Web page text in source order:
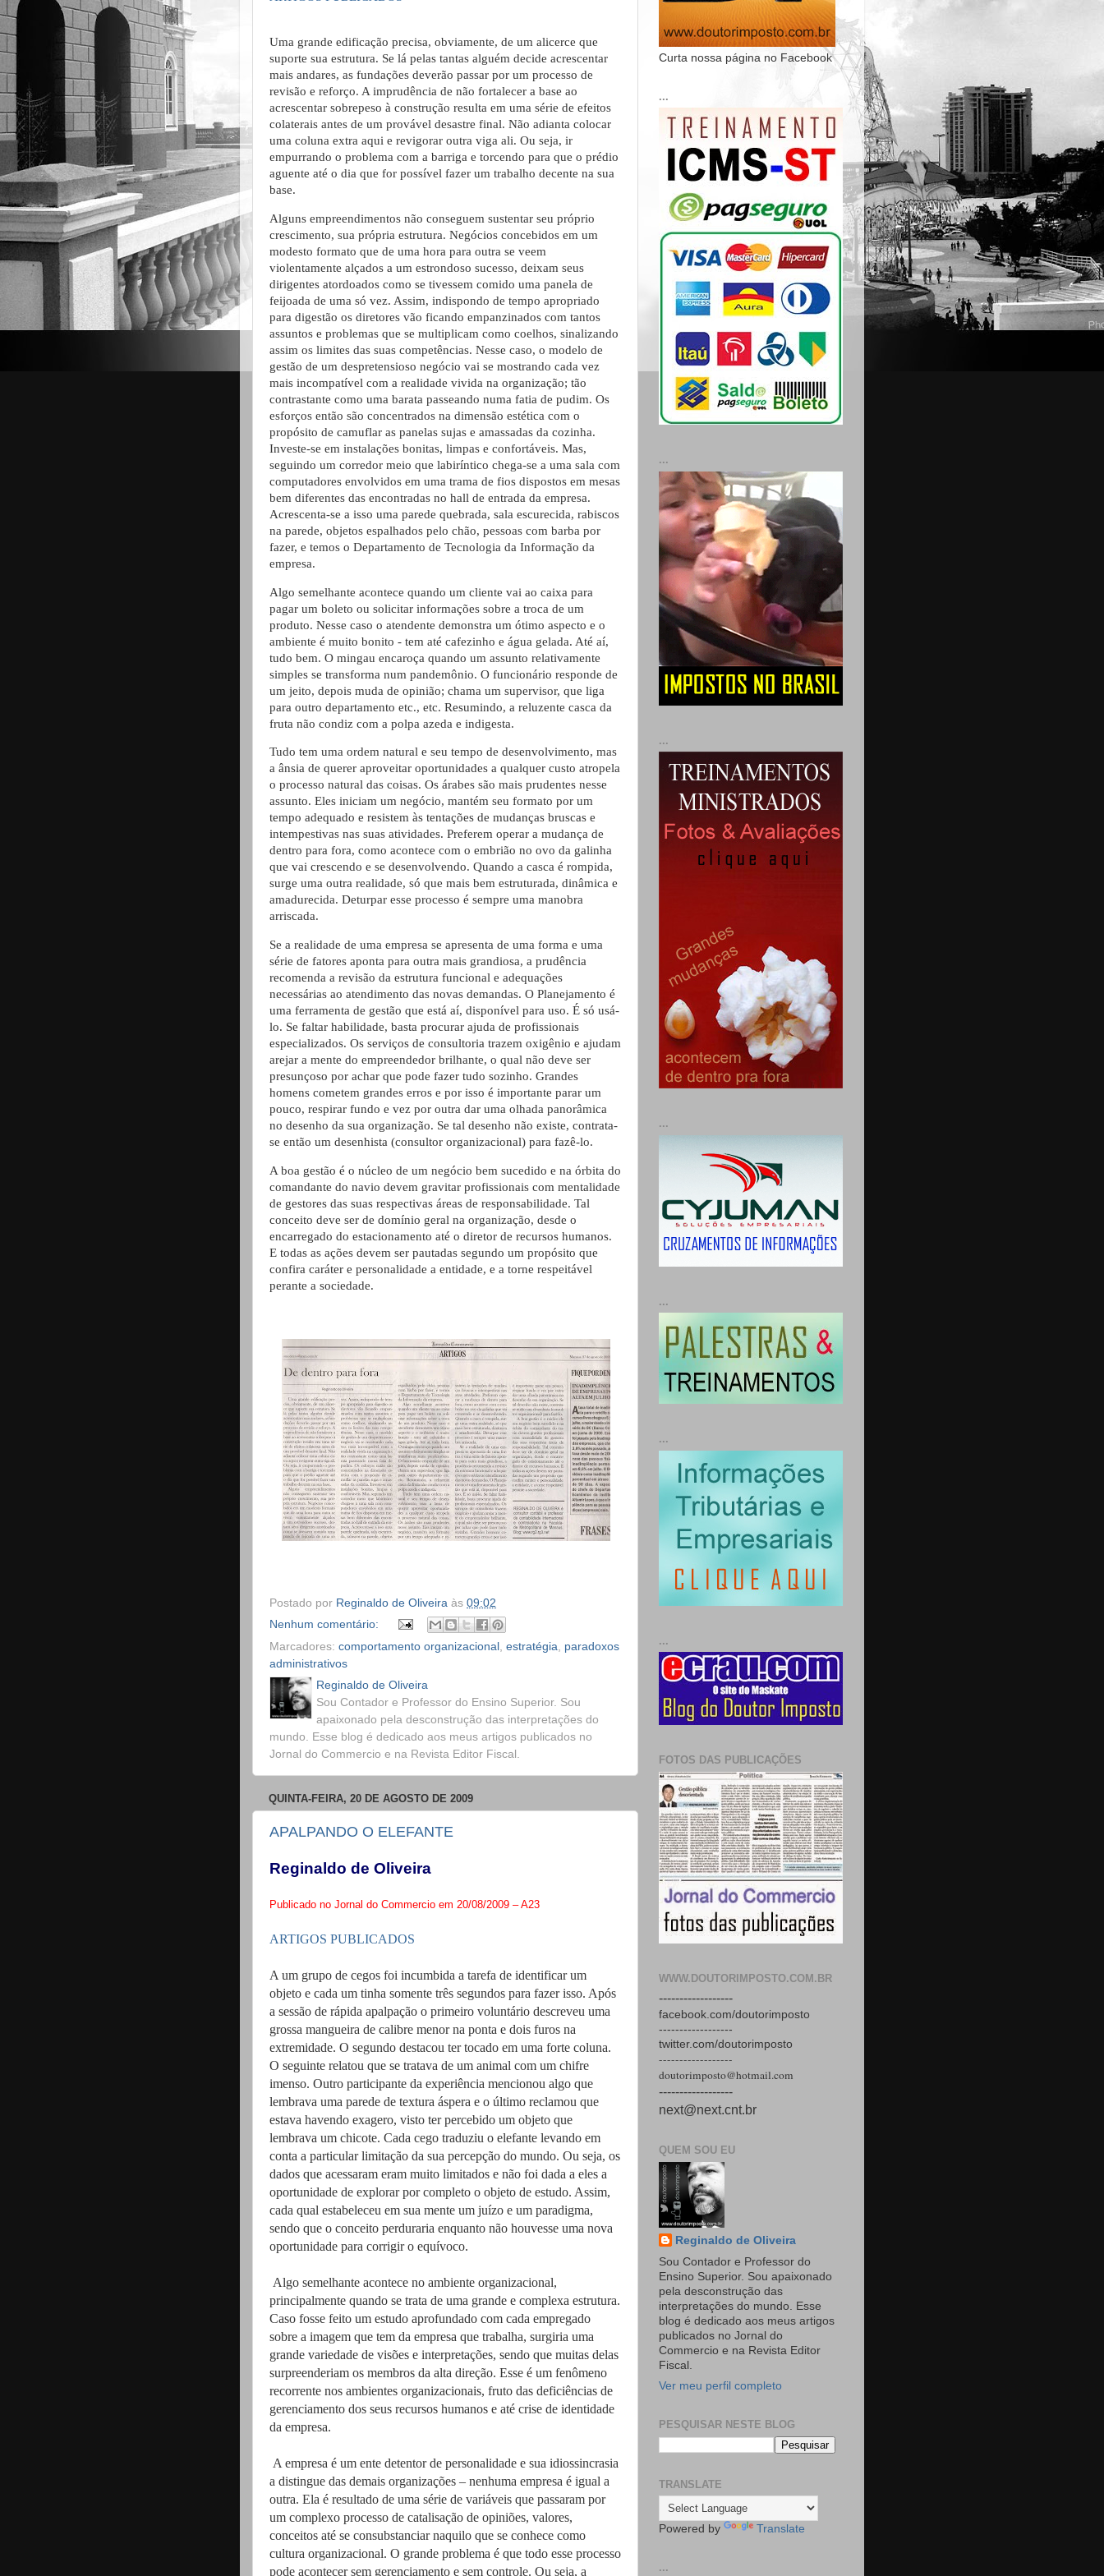
Uma grande edificação precisa, obviamente, de um alicerce que
suporte sua estrutura. Se lá pelas tantas alguém decide acrescentar
mais andares, as fundações deverão passar por um processo de
revisão e reforço. A imprudência de não fortalecer a base ao
acrescentar sobrepeso à construção resulta em uma série de efeitos
colaterais antes de um provável desastre final. Não adianta colocar
uma coluna extra aqui e revigorar outra viga ali. Ou seja, ir
empurrando o problema com a barriga e torcendo para que o prédio
aguente até o dia que for possível fazer um trabalho decente na sua
base.
Alguns empreendimentos não conseguem sustentar seu próprio
crescimento, sua própria estrutura. Negócios concebidos em um
modesto formato que de uma hora para outra se veem
violentamente alçados a um estrondoso sucesso, deixam seus
dirigentes atordoados como se tivessem comido uma panela de
feijoada de uma só vez. Assim, indispondo de tempo apropriado
para digestão os diretores vão ficando empanzinados com tantos
assuntos e problemas que se multiplicam como coelhos, sinalizando
assim os limites das suas competências. Nesse caso, o modelo de
gestão de um despretensioso negócio vai se mostrando cada vez
mais incompatível com a realidade vivida na organização; tão
contrastante como uma barata passeando numa fatia de pudim. Os
esforços então são concentrados na dimensão estética com o
propósito de camuflar as panelas sujas e amassadas da cozinha.
Investe-se em instalações bonitas, limpas e confortáveis. Mas,
seguindo um corredor meio que labiríntico chega-se a uma sala com
computadores envolvidos em uma trama de fios dispostos em mesas
bem diferentes das encontradas no hall de entrada da empresa.
Acrescenta-se a isso uma parede quebrada, sala escurecida, rabiscos
na parede, objetos espalhados pelo chão, pessoas com barba por
fazer, e temos o Departamento de Tecnologia da Informação da
empresa.
Algo semelhante acontece quando um cliente vai ao caixa para
pagar um boleto ou solicitar informações sobre a troca de um
produto. Nesse caso o atendente demonstra um ótimo aspecto e o
ambiente é muito bonito - tem até cafezinho e água gelada. Até aí,
tudo bem. O mingau encaroça quando um assunto relativamente
simples se transforma num pandemônio. O funcionário responde de
um jeito, depois muda de opinião; chama um supervisor, que liga
para outro departamento etc., etc. Resumindo, a reluzente casca da
fruta não condiz com a polpa azeda e indigesta.
Tudo tem uma ordem natural e seu tempo de desenvolvimento, mas
a ânsia de querer aproveitar oportunidades a qualquer custo atropela
o processo natural das coisas. Os árabes são mais prudentes nesse
assunto. Eles iniciam um negócio, mantém seu formato por um
tempo adequado e resistem às tentações de mudanças bruscas e
intempestivas nas suas atividades. Preferem operar a mudança de
dentro para fora, como acontece com o embrião no ovo da galinha
que vai crescendo e se desenvolvendo. Quando a casca é rompida,
surge uma outra realidade, só que mais bem estruturada, dinâmica e
amadurecida. Deturpar esse processo é sempre uma manobra
arriscada.
Se a realidade de uma empresa se apresenta de uma forma e uma
série de fatores aponta para outra mais grandiosa, a prudência
recomenda a revisão da estrutura funcional e adequações
necessárias ao atendimento das novas demandas. O Planejamento é
uma ferramenta de gestão que está aí, disponível para uso. É só usá-
lo. Se faltar habilidade, basta procurar ajuda de profissionais
especializados. Os serviços de consultoria trazem oxigênio e ajudam
arejar a mente do empreendedor brilhante, o qual não deve ser
presunçoso por achar que pode fazer tudo sozinho. Grandes
homens cometem grandes erros e por isso é importante parar um
pouco, respirar fundo e vez por outra dar uma olhada panorâmica
no desenho da sua organização. Se tal desenho não existe, contrata-
se então um desenhista (consultor organizacional) para fazê-lo.
A boa gestão é o núcleo de um negócio bem sucedido e na órbita do
comandante do navio devem gravitar profissionais com mentalidade
de gestores das suas respectivas áreas de responsabilidade. Tal
conceito deve ser de domínio geral na organização, desde o
encarregado do estacionamento até o diretor de recursos humanos.
E todas as ações devem ser pautadas segundo um propósito que
confira caráter e personalidade a entidade, e a torne respeitável
perante a sociedade.
Postado por Reginaldo de Oliveira às 09:02
Nenhum comentário:
Marcadores: comportamento organizacional , estratégia, paradoxos
administrativos
Reginaldo de Oliveira
Sou Contador e Professor do Ensino Superior. Sou
apaixonado pela desconstrução das interpretações do
mundo. Esse blog é dedicado aos meus artigos publicados no
Jornal do Commercio e na Revista Editor Fiscal.
QUINTA-FEIRA, 20 DE AGOSTO DE 2009
APALPANDO O ELEFANTE
Reginaldo de Oliveira
Publicado no Jornal do Commercio em 20/08/2009 – A23
ARTIGOS PUBLICADOS
A um grupo de cegos foi incumbida a tarefa de identificar um
objeto e cada um tinha somente três segundos para fazer isso. Após
a sessão de rápida apalpação o primeiro voluntário descreveu uma
grossa mangueira de calibre menor na ponta e dois furos na
extremidade. O segundo destacou ter tocado em uma forte coluna.
O seguinte relatou que se tratava de um animal com um chifre
imenso. Outro participante da experiência mencionou algo que
lembrava uma parede de textura áspera e o último reclamou que
estava havendo exagero, visto ter percebido um objeto que
lembrava um chicote. Cada cego traduziu o elefante levando em
conta a particular limitação da sua percepção do mundo. Ou seja, os
dados que acessaram eram muito limitados e não foi dada a eles a
oportunidade de explorar por completo o objeto de estudo. Assim,
cada qual estabeleceu em sua mente um juízo e um paradigma,
sendo que o conceito perduraria enquanto não houvesse uma nova
oportunidade para corrigir o equívoco.
Algo semelhante acontece no ambiente organizacional,
principalmente quando se trata de uma grande e complexa estrutura.
Caso fosse feito um estudo aprofundado com cada empregado
sobre a imagem que tem da empresa que trabalha, surgiria uma
grande variedade de visões e interpretações, sendo que muitas delas
surpreenderiam os membros da alta direção. Esse é um fenômeno
recorrente nos ambientes organizacionais, fruto das deficiências de
gerenciamento dos seus recursos humanos e até crise de identidade
da empresa.
A empresa é um ente detentor de personalidade e sua idiossincrasia
a distingue das demais organizações – nenhuma empresa é igual a
outra. Ela é resultado de uma série de variáveis que passaram por
um complexo processo de catalisação de opiniões, valores,
conceitos até se consubstanciar naquilo que se conhece como
cultura organizacional. O grande problema é que todo esse processo
pode acontecer sem gerenciamento e sem controle. Ou seja, a
Curta nossa página no Facebook
...
...
...
...
...
...
...
FOTOS DAS PUBLICAÇÕES
WWW.DOUTORIMPOSTO.COM.BR
------------------
facebook.com/doutorimposto
------------------
twitter.com/doutorimposto
------------------
doutorimposto@hotmail.com
------------------
next@next.cnt.br
QUEM SOU EU
Reginaldo de Oliveira
Sou Contador e Professor do
Ensino Superior. Sou apaixonado
pela desconstrução das
interpretações do mundo. Esse
blog é dedicado aos meus artigos
publicados no Jornal do
Commercio e na Revista Editor
Fiscal.
Ver meu perfil completo
PESQUISAR NESTE BLOG
TRANSLATE
Powered by Translate
...